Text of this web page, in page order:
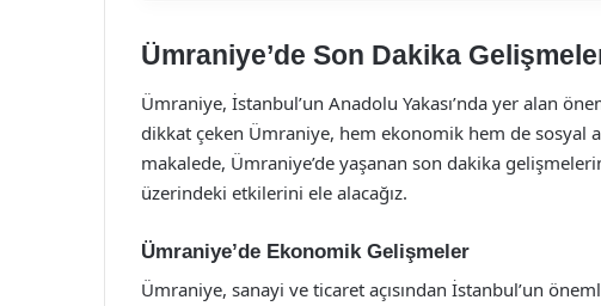
Ümraniye’de Son Dakika
Ümraniye, İstanbul’un Anadolu Yakası’nda yer alan
dikkat çeken Ümraniye, hem ekonomik hem de sosyal
makalede, Ümraniye’de yaşanan son dakika
üzerindeki etkilerini ele alacağız.
Ümraniye’de Ekonomik Gelişmeler
Ümraniye, sanayi ve ticaret açısından İstanbul’un